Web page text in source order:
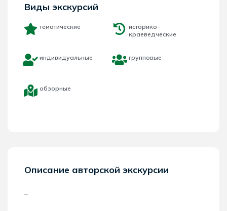
Виды экскурсий
тематические
историко-
краеведческие
индивидуальные групповые
обзорные
Описание авторской экскурсии
–